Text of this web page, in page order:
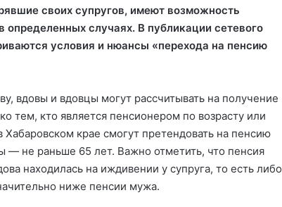
своих супругов, имеют возможность
случаях. В публикации сетевого
условия и нюансы «перехода на пенсию
вдовы и вдовцы могут рассчитывать на получение
тем, кто является пенсионером по возрасту или
крае смогут претендовать на пенсию
— не раньше 65 лет. Важно отметить, что пенсия
находилась на иждивении у супруга, то есть либо
ниже пенсии мужа.